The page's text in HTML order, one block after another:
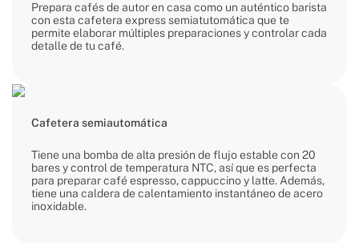
Prepara cafés de autor en casa como un auténtico barista
con esta cafetera express semiatutomática que te
permite elaborar múltiples preparaciones y controlar cada
detalle de tu café.
Cafetera semiautomática
Tiene una bomba de alta presión de flujo estable con 20
bares y control de temperatura NTC, así que es perfecta
para preparar café espresso, cappuccino y latte. Además,
tiene una caldera de calentamiento instantáneo de acero
inoxidable.